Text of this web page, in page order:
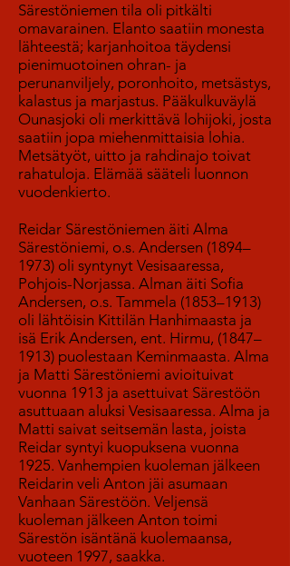
Särestöniemen tila oli pitkälti
omavarainen. Elanto saatiin monesta
lähteestä; karjanhoitoa täydensi
pienimuotoinen ohran- ja
perunanviljely, poronhoito, metsästys,
kalastus ja marjastus. Pääkulkuväylä
Ounasjoki oli merkittävä lohijoki, josta
saatiin jopa miehenmittaisia lohia.
Metsätyöt, uitto ja rahdinajo toivat
rahatuloja. Elämää sääteli luonnon
vuodenkierto.
Reidar Särestöniemen äiti Alma
Särestöniemi, o.s. Andersen (1894–
1973) oli syntynyt Vesisaaressa,
Pohjois-Norjassa. Alman äiti Sofia
Andersen, o.s. Tammela (1853–1913)
oli lähtöisin Kittilän Hanhimaasta ja
isä Erik Andersen, ent. Hirmu, (1847–
1913) puolestaan Keminmaasta. Alma
ja Matti Särestöniemi avioituivat
vuonna 1913 ja asettuivat Särestöön
asuttuaan aluksi Vesisaaressa. Alma ja
Matti saivat seitsemän lasta, joista
Reidar syntyi kuopuksena vuonna
1925. Vanhempien kuoleman jälkeen
Reidarin veli Anton jäi asumaan
Vanhaan Särestöön. Veljensä
kuoleman jälkeen Anton toimi
Särestön isäntänä kuolemaansa,
vuoteen 1997, saakka.